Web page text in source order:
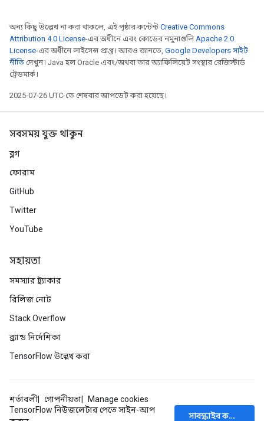
অন্য কিছু উল্লেখ না করা থাকলে, এই পৃষ্ঠার কন্টেন্ট Creative Commons
Attribution 4.0 License-এর অধীনে এবং কোডের নমুনাগুলিApache 2.0
License-এর অধীনে লাইসেন্স প্রাপ্ত। আরও জানতে, Google Developers সাইট
নীতি দেখুন। Java হল Oracle এবং/অথবা তার অ্যাফিলিয়েট সংস্থার রেজিস্টার্ড
ট্রেডমার্ক।
2025-07-26 UTC-তে শেষবার আপডেট করা হয়েছে।
সবসময় যুক্ত থাকুন
ব্লগ
ফোরাম
GitHub
Twitter
YouTube
সহায়তা
সমস্যার ট্র্যাকার
রিলিজ নোট
Stack Overflow
ব্র্যান্ড নির্দেশিকা
TensorFlow উল্লেখ করা
শর্তাবলী গোপনীয়তা
Manage cookies
TensorFlow নিউজলেটার পেতে সাইন-আপ
সাবস্ক্রাইব করুন